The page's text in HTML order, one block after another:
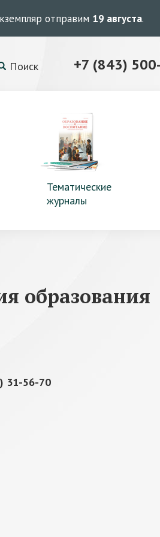
отправим 19 августа.
Поиск +7 (843)
Тематические
журналы
образования
31-56-70